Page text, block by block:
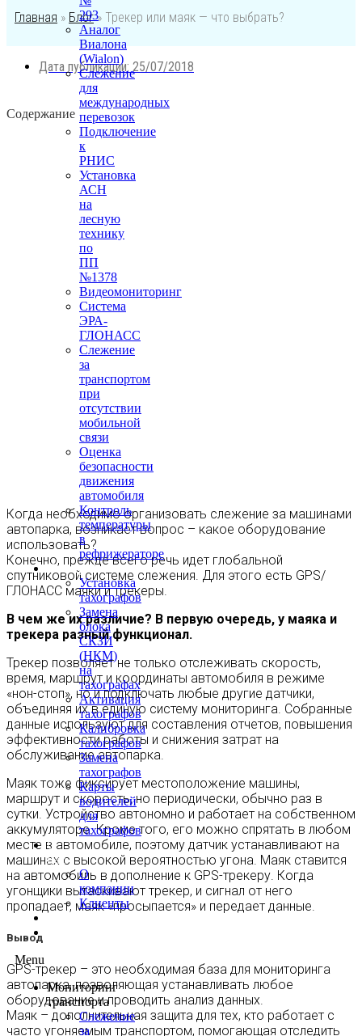
293
Аналог
Виалона
(Wialon)
Слежение
для
международных
перевозок
Подключение
к
РНИС
Установка
АСН
на
лесную
технику
по
ПП
№1378
Видеомониторинг
Система
ЭРА-
ГЛОНАСС
Слежение
за
транспортом
при
отсутствии
мобильной
связи
Оценка
безопасности
движения
автомобиля
Контроль
температуры
в
рефрижераторе
Тахография
Установка
тахографов
Замена
блока
СКЗИ
(НКМ)
на
тахографах
Активация
тахографов
Калибровка
тахографов
Замена
тахографов
Карты
водителей
для
тахографов
О
нас
О
компании
Клиенты
Контакты
Menu
Мониторинг
транспорта
Слежение
за
Главная » Блог» Трекер или маяк — что выбрать?
Дата публикации: 25/07/2018
Содержание
Когда необходимо организовать слежение за машинами
автопарка, возникает вопрос – какое оборудование
использовать?
Конечно, прежде всего речь идет глобальной
спутниковой системе слежения. Для этого есть GPS/
ГЛОНАСС маяки и трекеры.
В чем же их различие? В первую очередь, у маяка и
трекера разный функционал.
Трекер позволяет не только отслеживать скорость,
время, маршрут и координаты автомобиля в режиме
«нон-стоп», но и подключать любые другие датчики,
объединяя их в единую систему мониторинга. Собранные
данные используют для составления отчетов, повышения
эффективности работы и снижения затрат на
обслуживание автопарка.
Маяк тоже фиксирует местоположение машины,
маршрут и скорость, но периодически, обычно раз в
сутки. Устройство автономно и работает на собственном
аккумуляторе. Кроме того, его можно спрятать в любом
месте в автомобиле, поэтому датчик устанавливают на
машинах с высокой вероятностью угона. Маяк ставится
на автомобиль в дополнение к GPS-трекеру. Когда
угонщики вытаскивают трекер, и сигнал от него
пропадает, маяк «просыпается» и передает данные.
Вывод
GPS-трекер – это необходимая база для мониторинга
автопарка, позволяющая устанавливать любое
оборудование и проводить анализ данных.
Маяк – дополнительная защита для тех, кто работает с
часто угоняемым транспортом, помогающая отследить